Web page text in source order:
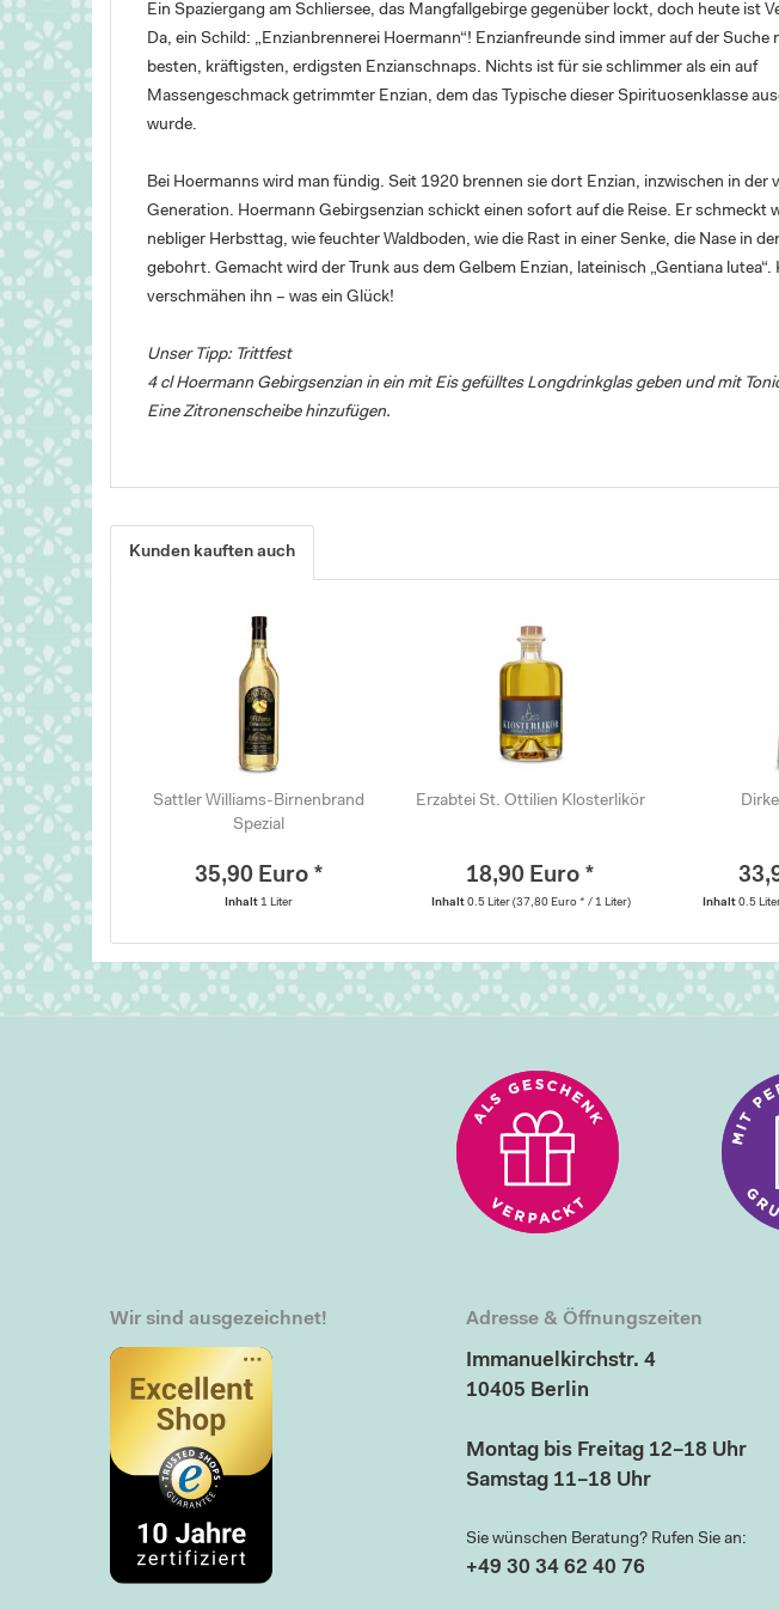
Ein Spaziergang am Schliersee, das Mangfallgebirge gegenüber lockt, doch heute ist
Da, ein Schild: „Enzianbrennerei Hoermann“! Enzianfreunde sind immer auf der Suche
besten, kräftigsten, erdigsten Enzianschnaps. Nichts ist für sie schlimmer als ein auf
Massengeschmack getrimmter Enzian, dem das Typische dieser Spirituosenklasse
wurde.
Bei Hoermanns wird man fündig. Seit 1920 brennen sie dort Enzian, inzwischen in der
Generation. Hoermann Gebirgsenzian schickt einen sofort auf die Reise. Er schmeckt
nebliger Herbsttag, wie feuchter Waldboden, wie die Rast in einer Senke, die Nase in
gebohrt. Gemacht wird der Trunk aus dem Gelbem Enzian, lateinisch „Gentiana lutea“.
verschmähen ihn – was ein Glück!
Unser Tipp: Trittfest
4 cl Hoermann Gebirgsenzian in ein mit Eis gefülltes Longdrinkglas geben und mit
Eine Zitronenscheibe hinzufügen.
Kunden kauften auch
Sattler Williams-Birnenbrand
Spezial
35,90 Euro *
Inhalt1 Liter
Erzabtei St. Ottilien Klosterlikör
18,90 Euro *
Inhalt 0.5 Liter (37,80 Euro * / 1 Liter) Inhalt0.5
Wir sind ausgezeichnet! Adresse & Öffnungszeiten
Immanuelkirchstr. 4
10405 Berlin
Montag bis Freitag 12–18 Uhr
Samstag 11–18 Uhr
Sie wünschen Beratung? Rufen Sie an:
+49 30 34 62 40 76